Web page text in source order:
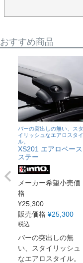
おすすめ商品
バーの突出しの無い、スタ
イリッシュなエアロスタイ
ル。
XS201 エアロベース
ステー
メーカー希望小売価
格
¥25,300
販売価格 ¥25,300
税込
バーの突出しの無
い、スタイリッシュ
なエアロスタイル。